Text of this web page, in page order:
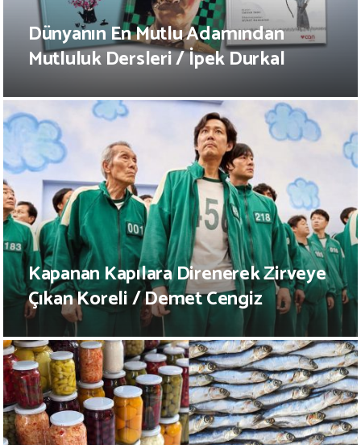
Dünyanın En Mutlu Adamından
Mutluluk Dersleri / İpek Durkal
Kapanan Kapılara Direnerek Zirveye
Çıkan Koreli / Demet Cengiz